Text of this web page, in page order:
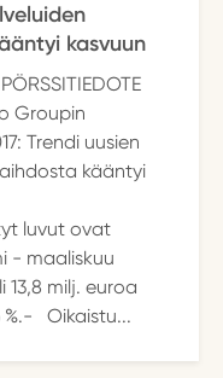
kasvuun
Groupin
Trendi uusien
kääntyi
luvut ovat
- maaliskuu
milj. euroa
%.- Oikaistu...